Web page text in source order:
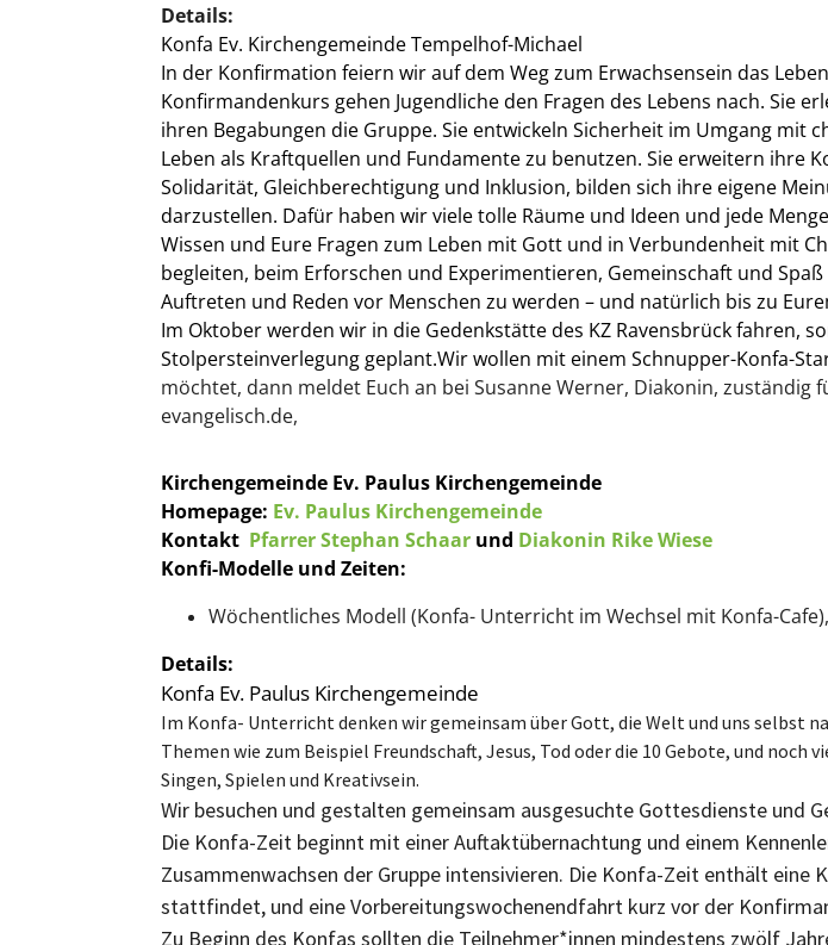
Details:
Konfa Ev. Kirchengemeinde Tempelhof-Michael
In der Konfirmation feiern wir auf dem Weg zum Erwachsensein das
Konfirmandenkurs gehen Jugendliche den Fragen des Lebens nach. Sie
ihren Begabungen die Gruppe. Sie entwickeln Sicherheit im Umgang
Leben als Kraftquellen und Fundamente zu benutzen. Sie erweitern ihre
Solidarität, Gleichberechtigung und Inklusion, bilden sich ihre eigene
darzustellen. Dafür haben wir viele tolle Räume und Ideen und jede
Wissen und Eure Fragen zum Leben mit Gott und in Verbundenheit mit
begleiten, beim Erforschen und Experimentieren, Gemeinschaft und
Auftreten und Reden vor Menschen zu werden – und natürlich bis zu
Im Oktober werden wir in die Gedenkstätte des KZ Ravensbrück fahren,
Stolpersteinverlegung geplant.Wir wollen mit einem Schnupper-Konfa-
möchtet, dann meldet Euch an bei Susanne Werner, Diakonin, zuständig
evangelisch.de,
Kirchengemeinde Ev. Paulus Kirchengemeinde
Homepage: Ev. Paulus Kirchengemeinde
Kontakt Pfarrer Stephan Schaar und Diakonin Rike Wiese
Konfi-Modelle und Zeiten:
Wöchentliches Modell (Konfa- Unterricht im Wechsel mit Konfa-
Details:
Konfa Ev. Paulus Kirchengemeinde
Im Konfa- Unterricht denken wir gemeinsam über Gott, die Welt und uns selbst
Themen wie zum Beispiel Freundschaft, Jesus, Tod oder die 10 Gebote, und
Singen, Spielen und Kreativsein.
Wir besuchen und gestalten gemeinsam ausgesuchte Gottesdienste und
Die Konfa-Zeit beginnt mit einer Auftaktübernachtung und einem
Zusammenwachsen der Gruppe intensivieren. Die Konfa-Zeit enthält
stattfindet, und eine Vorbereitungswochenendfahrt kurz vor der
Zu Beginn des Konfas sollten die Teilnehmer*innen mindestens zwölf